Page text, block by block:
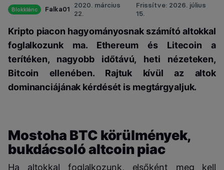
Blokklánc Falka01 2020. március
22.
Frissítve: 2026. július
15.
Kripto piacon hagyományosnak számító altokkal
foglalkozunk ma. Ethereum és Litecoin a
terítéken, nagyobb időtávú, heti nézeteken,
Bitcoin ellenében. Rajtuk kívül az altok
dominanciájának kérdését is megtárgyaljuk.
Mostoha BTC körülmények,
bukdácsoló altcoin piac
Ha altokkal foglalkozunk, elsőként meg kell